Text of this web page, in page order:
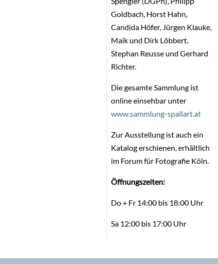
Goldbach, Horst Hahn,
Candida Höfer, Jürgen Klauke,
Maik und Dirk Löbbert,
Stephan Reusse und Gerhard
Richter.
Die gesamte Sammlung ist
online einsehbar unter
www.sammlung-spallart.at
Zur Ausstellung ist auch ein
Katalog erschienen, erhältlich
im Forum für Fotografie Köln.
Öffnungszeiten:
Do + Fr 14:00 bis 18:00 Uhr
Sa 12:00 bis 17:00 Uhr